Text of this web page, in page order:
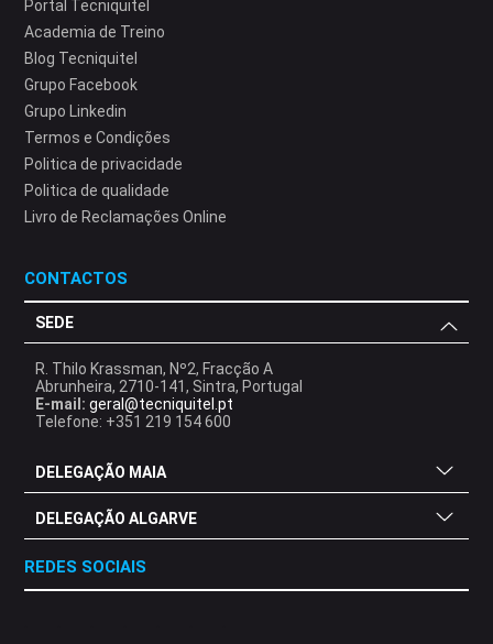
Portal Tecniquitel
Academia de Treino
Blog Tecniquitel
Grupo Facebook
Grupo Linkedin
Termos e Condições
Politica de privacidade
Politica de qualidade
Livro de Reclamações Online
CONTACTOS
SEDE
R. Thilo Krassman, Nº2, Fracção A
Abrunheira, 2710-141, Sintra, Portugal
E-mail: geral@tecniquitel.pt
Telefone: +351 219 154 600
DELEGAÇÃO MAIA
DELEGAÇÃO ALGARVE
REDES SOCIAIS